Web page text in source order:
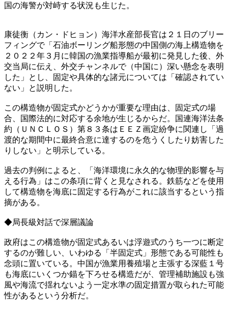
国の海警が対峙する状況も生じた。
康徒衡（カン・ドヒョン）海洋水産部長官は２１日のブリー
フィングで「石油ボーリング船形態の中国側の海上構造物を
２０２２年３月に韓国の漁業指導船が最初に発見した後、外
交当局に伝え、外交チャンネルで（中国に）深い懸念を表明
した」とし、固定や具体的な諸元については「確認されてい
ない」と説明した。
この構造物が固定式かどうかが重要な理由は、固定式の場
合、国際法的に対応する余地が生じるからだ。国連海洋法条
約（ＵＮＣＬＯＳ）第８３条はＥＥＺ画定紛争に関連し「過
渡的な期間中に最終合意に達するのを危うくしたり妨害した
りしない」と明示している。
過去の判例によると、「海洋環境に永久的な物理的影響を与
える行為」はこの条項に背くと見なされる。鉄筋などを使用
して構造物を海底に固定する行為がこれに該当するという指
摘がある。
◆局長級対話で深層議論
政府はこの構造物が固定式あるいは浮遊式のうち一つに断定
するのが難しい、いわゆる「半固定式」形態である可能性も
念頭に置いている。中国が漁業用養殖場と主張する深藍１号
も海底にいくつか錨を下ろせる構造だが、管理補助施設も強
風や海流で揺れないよう一定水準の固定措置が取られた可能
性があるという分析だ。